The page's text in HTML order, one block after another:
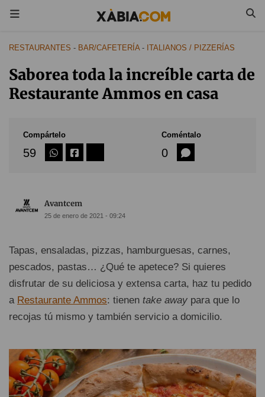
RESTAURANTES - BAR/CAFETERÍA- ITALIANOS / PIZZERÍAS
Saborea toda la increíble carta de
Restaurante Ammos en casa
Compártelo
59
Coméntalo
0
Avantcem
25 de enero de 2021 - 09:24
Tapas, ensaladas, pizzas, hamburguesas, carnes,
pescados, pastas… ¿Qué te apetece? Si quieres
disfrutar de su deliciosa y extensa carta, haz tu pedido
a Restaurante Ammos: tienen take away para que lo
recojas tú mismo y también servicio a domicilio.